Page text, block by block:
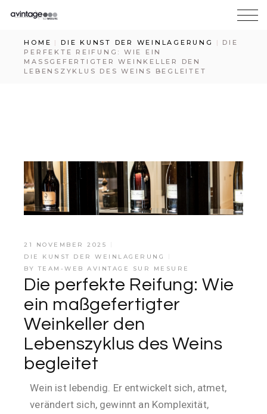
HOME DIE KUNST DER WEINLAGERUNG
DIE
PERFEKTE REIFUNG: WIE EIN
MASSGEFERTIGTER WEINKELLER DEN L
EBENSZYKLUS DES WEINS BEGLEITET
21 NOVEMBER 2025
DIE KUNST DER WEINLAGERUNG
BYTEAM-WEB AVINTAGE SUR MESURE
Die perfekte Reifung: Wie
ein maßgefertigter
Weinkeller den
Lebenszyklus des Weins
begleitet
Wein ist lebendig. Er entwickelt sich, atmet,
verändert sich, gewinnt an Komplexität,